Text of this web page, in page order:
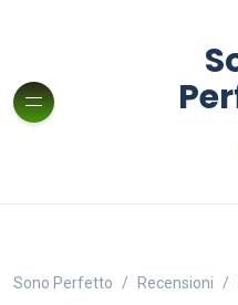
Sono Perfetto Recensioni